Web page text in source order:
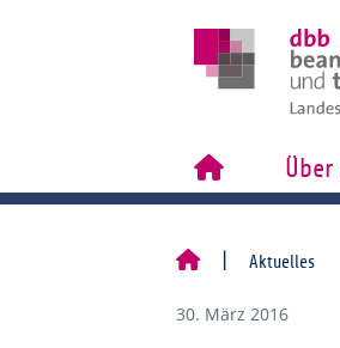
Über
Aktuelles
30. März 2016